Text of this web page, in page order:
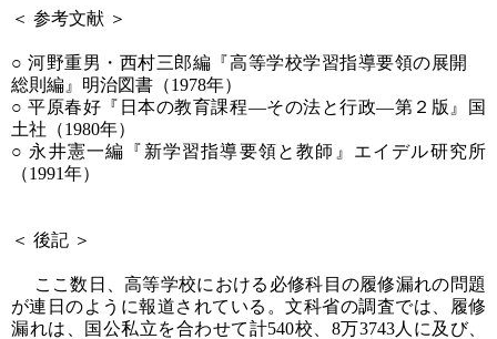
＜ 参考文献 ＞
○ 河野重男・西村三郎編『高等学校学習指導要領の展開
総則編』明治図書（1978年）
○ 平原春好『日本の教育課程―その法と行政―第２版』国
土社（1980年）
○ 永井憲一編『新学習指導要領と教師』エイデル研究所
（1991年）
＜ 後記 ＞
ここ数日、高等学校における必修科目の履修漏れの問題
が連日のように報道されている。文科省の調査では、履修
漏れは、国公私立を合わせて計540校、8万3743人に及び、